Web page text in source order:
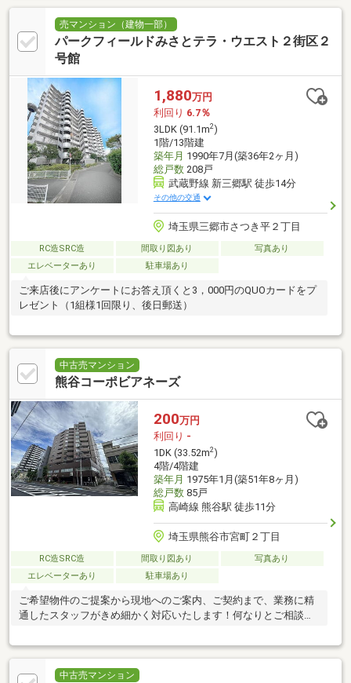
売マンション（建物一部）
パークフィールドみさとテラ・ウエスト２街区２
号館
1,880万円
利回り 6.7％
3LDK (91.1m2)
1階/13階建
築年月 1990年7月(築36年2ヶ月)
総戸数208戸
武蔵野線 新三郷駅 徒歩14分
その他の交通
埼玉県三郷市さつき平２丁目
RC造SRC造 間取り図あり
写真あり
エレベーターあり
駐車場あり
ご来店後にアンケートにお答え頂くと3，000円のQUOカードをプ
レゼント（1組様1回限り、後日郵送）
中古売マンション
熊谷コーポビアネーズ
200万円
利回り -
1DK (33.52m2)
4階/4階建
築年月 1975年1月(築51年8ヶ月)
総戸数85戸
高崎線 熊谷駅 徒歩11分
埼玉県熊谷市宮町２丁目
RC造SRC造 間取り図あり
写真あり
エレベーターあり
駐車場あり
ご希望物件のご提案から現地へのご案内、ご契約まで、業務に精
通したスタッフがきめ細かく対応いたします！何なりとご相談く
中古売マンション